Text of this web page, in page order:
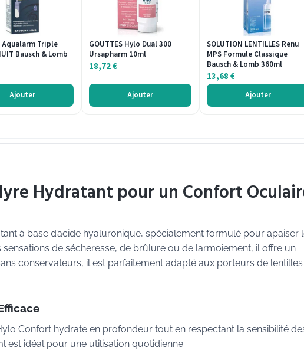
Aqualarm Triple
Bausch & Lomb
Ajouter
GOUTTES Hylo Dual 300
Ursapharm 10ml
18,72€
Ajouter
SOLUTION LENTILLES Renu
MPS Formule Classique
Bausch & Lomb 360ml
13,68€
Ajouter
Hydratant pour un Confort
à base d’acide hyaluronique, spécialement formulé pour apaiser
de sécheresse, de brûlure ou de larmoiement, il offre un
conservateurs, il est parfaitement adapté aux porteurs de
Confort hydrate en profondeur tout en respectant la sensibilité
est idéal pour une utilisation quotidienne.